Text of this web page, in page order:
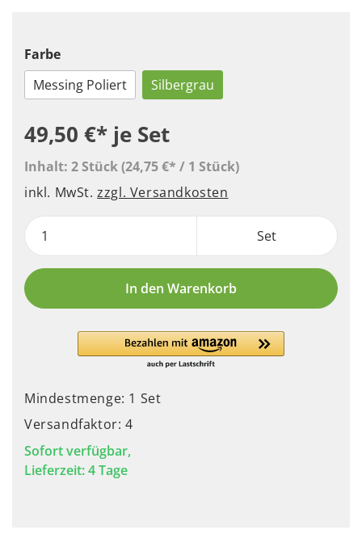
Farbe
Messing Poliert
Silbergrau
49,50 €* je Set
Inhalt: 2 Stück(24,75 €* / 1 Stück)
inkl. MwSt.zzgl. Versandkosten
Set
In den Warenkorb
Mindestmenge: 1 Set
Versandfaktor: 4
Sofort verfügbar,
Lieferzeit: 4 Tage